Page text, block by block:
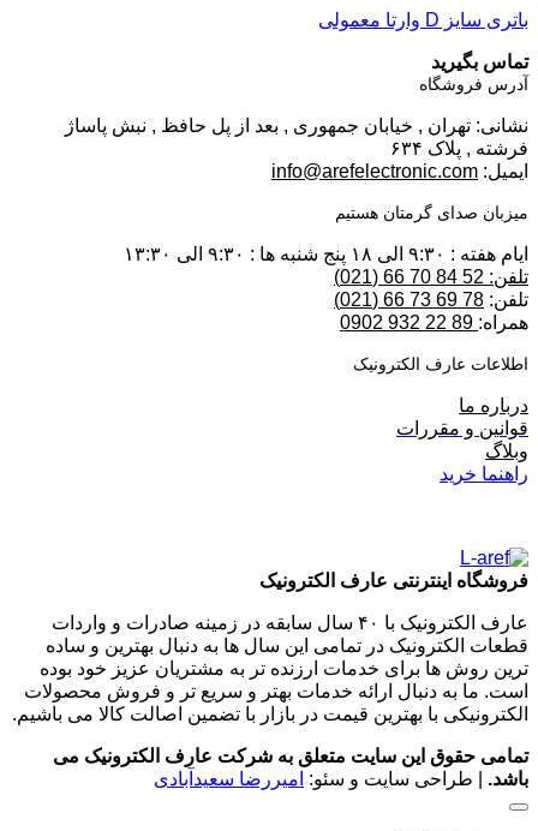
باتری سایز D وارتا معمولی
تماس بگیرید
آدرس فروشگاه
نشانی: تهران , خیابان جمهوری , بعد از پل حافظ , نبش پاساژ
فرشته , پلاک ۶۳۴
ایمیل: info@arefelectronic.com
میزبان صدای گرمتان هستیم
ایام هفته : ۹:۳۰ الی ۱۸ پنج شنبه ها : ۹:۳۰ الی ۱۳:۳۰
تلفن: 52 84 70 66 (021)
تلفن: 78 69 73 66 (021)
همراه:
اطلاعات عارف الکترونیک
درباره ما
قوانین و مقررات
وبلاگ
راهنما خرید
فروشگاه اینترنتی عارف الکترونیک
عارف الکترونیک با ۴۰ سال سابقه در زمینه صادرات و واردات
قطعات الکترونیک در تمامی این سال ها به دنبال بهترین و ساده
ترین روش ها برای خدمات ارزنده تر به مشتریان عزیز خود بوده
است. ما به دنبال ارائه خدمات بهتر و سریع تر و فروش محصولات
الکترونیکی با بهترین قیمت در بازار با تضمین اصالت کالا می باشیم.
تمامی حقوق این سایت متعلق به شرکت عارف الکترونیک می
باشد. | طراحی سایت و سئو: امیررضا سعیدآبادی